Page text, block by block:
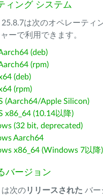
ィング システム
25.8.7は次のオペレーティ
ーで利用できます。
(deb)
(rpm)
(deb)
(rpm)
(Aarch64/Apple Silicon)
x86_64 (10.14以降)
(32 bit, deprecated)
Aarch64
x86_64 (Windows 7以降)
バージョン
は次のリリースされた バー